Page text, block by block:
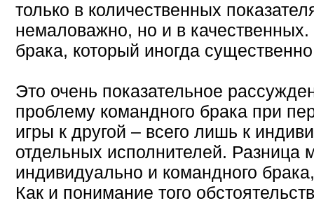
только в количественных
немаловажно, но и в
брака, который иногда
Это очень показательное
проблему командного брака при
игры к другой – всего лишь к
отдельных исполнителей. Разница
индивидуально и командного
Как и понимание того